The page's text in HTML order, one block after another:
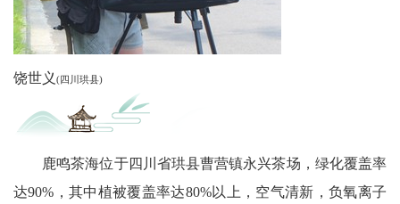
育
关
委
讯
四
饶世义 (四川珙县)
鹿鸣茶海位于四川省珙县曹营镇永兴茶场，绿化覆盖率
达90%，其中植被覆盖率达80%以上，空气清新，负氧离子